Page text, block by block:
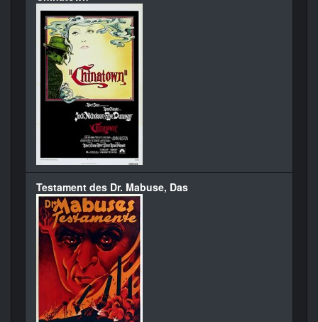
Testament des Dr. Mabuse, Das